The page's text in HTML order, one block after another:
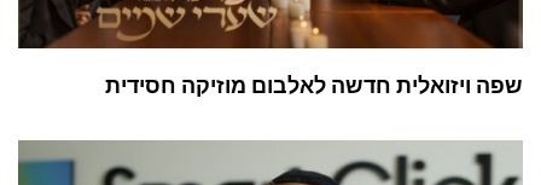
שפה ויזואלית חדשה לאלבום מוזיקה חסידית